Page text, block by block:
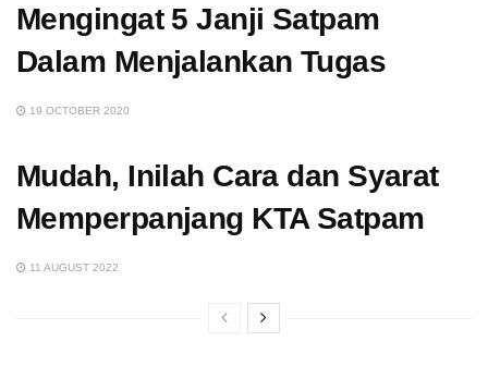
Mengingat 5 Janji Satpam
Dalam Menjalankan Tugas
19 OCTOBER 2020
Mudah, Inilah Cara dan Syarat
Memperpanjang KTA Satpam
11 AUGUST 2022